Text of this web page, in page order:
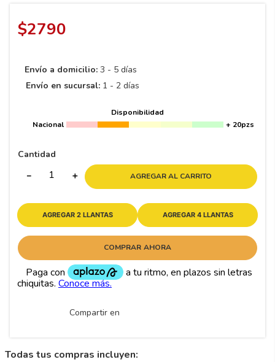
$2790
Envío a domicilio: 3 - 5 días
Envío en sucursal: 1 - 2 días
Disponibilidad
Nacional
+ 20pzs
Cantidad
＋
－ AGREGAR AL CARRITO
AGREGAR 2 LLANTAS AGREGAR 4 LLANTAS
COMPRAR AHORA
Compartir en
Todas tus compras incluyen: